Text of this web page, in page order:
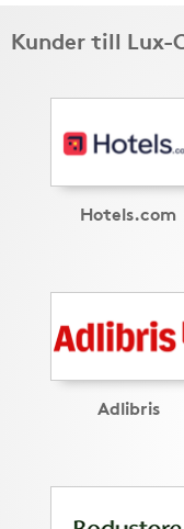
Kunder till Lux-
Hotels.com
Adlibris